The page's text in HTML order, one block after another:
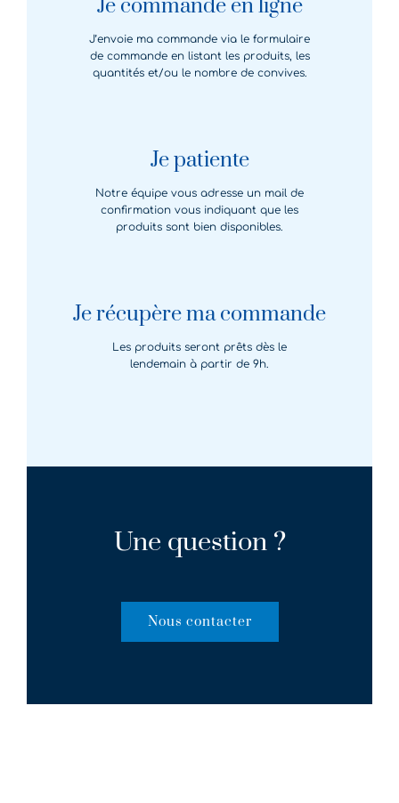
Je commande en ligne
J’envoie ma commande via le formulaire
de commande en listant les produits, les
quantités et/ou le nombre de convives.
Je patiente
Notre équipe vous adresse un mail de
confirmation vous indiquant que les
produits sont bien disponibles.
Je récupère ma commande
Les produits seront prêts dès le
lendemain à partir de 9h.
Une question ?
Nous contacter